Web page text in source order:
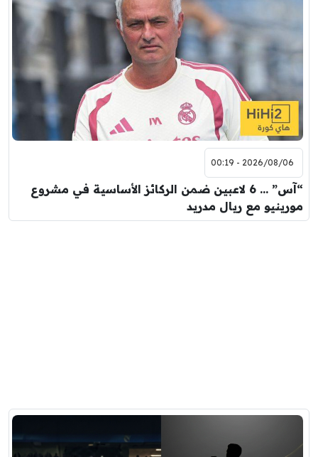
2026/08/06 - 00:19
“آس” … 6 لاعبين ضمن الركائز الأساسية في مشروع
مورينيو مع ريال مدريد